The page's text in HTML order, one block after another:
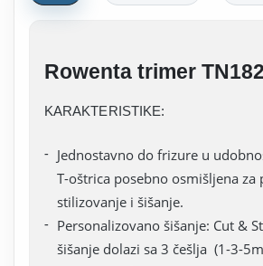
Rowenta trimer
KARAKTERISTIKE:
Jednostavno do frizure u
T-oštrica posebno osmišljena za
stilizovanje i šišanje.
Personalizovano šišanje: Cut &
šišanje dolazi sa 3 češlja (1-3-